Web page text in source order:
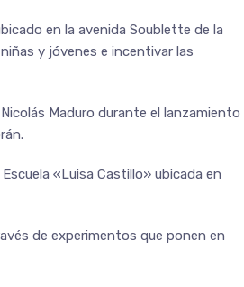
en la avenida Soublette de la
y jóvenes e incentivar las
Maduro durante el lanzamiento
«Luisa Castillo» ubicada en
de experimentos que ponen en